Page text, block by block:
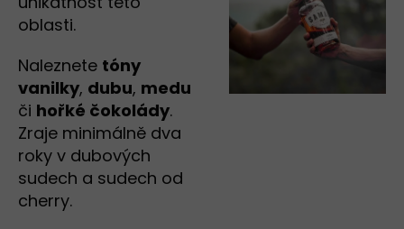
oblasti.
Naleznete tóny
vanilky, dubu, medu
či hořké čokolády.
Zraje minimálně dva
roky v dubových
sudech a sudech od
cherry.